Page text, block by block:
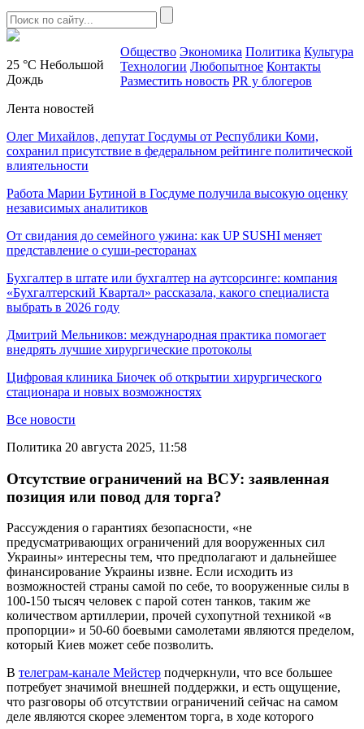
25 °C Небольшой
Дождь
Общество Экономика Политика Культура
Технологии Любопытное Контакты
Разместить новость PR у блогеров
Лента новостей
Олег Михайлов, депутат Госдумы от Республики Коми,
сохранил присутствие в федеральном рейтинге политической
влиятельности
Работа Марии Бутиной в Госдуме получила высокую оценку
независимых аналитиков
От свидания до семейного ужина: как UP SUSHI меняет
представление о суши-ресторанах
Бухгалтер в штате или бухгалтер на аутсорсинге: компания
«Бухгалтерский Квартал» рассказала, какого специалиста
выбрать в 2026 году
Дмитрий Мельников: международная практика помогает
внедрять лучшие хирургические протоколы
Цифровая клиника Биочек об открытии хирургического
стационара и новых возможностях
Все новости
Политика 20 августа 2025, 11:58
Отсутствие ограничений на ВСУ: заявленная
позиция или повод для торга?
Рассуждения о гарантиях безопасности, «не
предусматривающих ограничений для вооруженных сил
Украины» интересны тем, что предполагают и дальнейшее
финансирование Украины извне. Если исходить из
возможностей страны самой по себе, то вооруженные силы в
100-150 тысяч человек с парой сотен танков, таким же
количеством артиллерии, прочей сухопутной техникой «в
пропорции» и 50-60 боевыми самолетами являются пределом,
который Киев может себе позволить.
В телеграм-канале Мейстер подчеркнули, что все большее
потребует значимой внешней поддержки, и есть ощущение,
что разговоры об отсутствии ограничений сейчас на самом
деле являются скорее элементом торга, в ходе которого